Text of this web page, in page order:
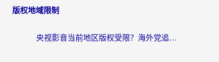
版权地域限制
央视影音当前地区版权受限？海外党追剧看片的终极解决方案来了